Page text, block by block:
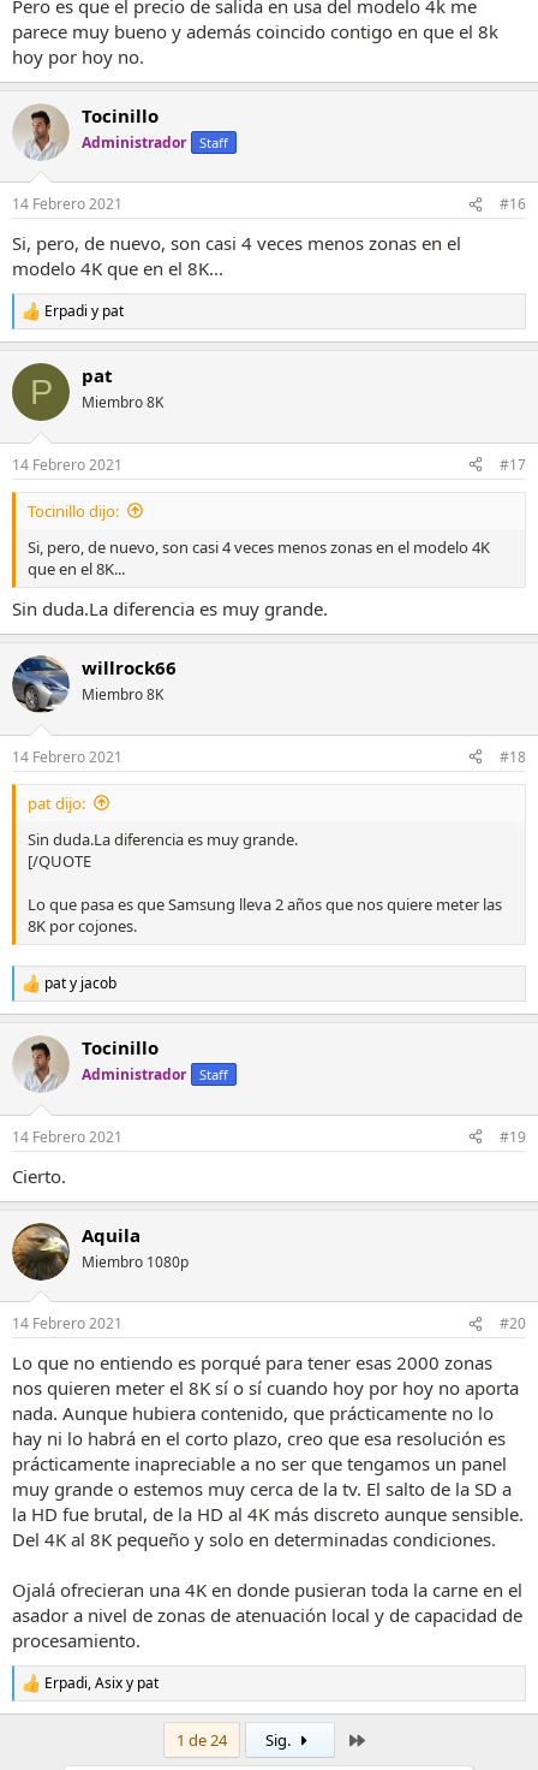
Pero es que el precio de salida en usa del modelo 4k me
parece muy bueno y además coincido contigo en que el 8k
hoy por hoy no.
Tocinillo
Administrador Staff
14 Febrero 2021 #16
Si, pero, de nuevo, son casi 4 veces menos zonas en el
modelo 4K que en el 8K...
R
e
c
i
e
s
Erpadi y pat
P pat
Miembro 8K
14 Febrero 2021 #17
Tocinillo dijo:
Si, pero, de nuevo, son casi 4 veces menos zonas en el modelo 4K
que en el 8K...
Sin duda.La diferencia es muy grande.
willrock66
Miembro 8K
14 Febrero 2021 #18
pat dijo:
Sin duda.La diferencia es muy grande.
[/QUOTE
Lo que pasa es que Samsung lleva 2 años que nos quiere meter las
8K por cojones.
R
e
c
c
e
:
paty jacob
Tocinillo
Administrador Staff
14 Febrero 2021 #19
Cierto.
Aquila
Miembro 1080p
14 Febrero 2021 #20
Lo que no entiendo es porqué para tener esas 2000 zonas
nos quieren meter el 8K sí o sí cuando hoy por hoy no aporta
nada. Aunque hubiera contenido, que prácticamente no lo
hay ni lo habrá en el corto plazo, creo que esa resolución es
prácticamente inapreciable a no ser que tengamos un panel
muy grande o estemos muy cerca de la tv. El salto de la SD a
la HD fue brutal, de la HD al 4K más discreto aunque sensible.
Del 4K al 8K pequeño y solo en determinadas condiciones.
Ojalá ofrecieran una 4K en donde pusieran toda la carne en el
asador a nivel de zonas de atenuación local y de capacidad de
procesamiento.
R
e
Erpadi,Asixy pat
1 de 24 Sig.